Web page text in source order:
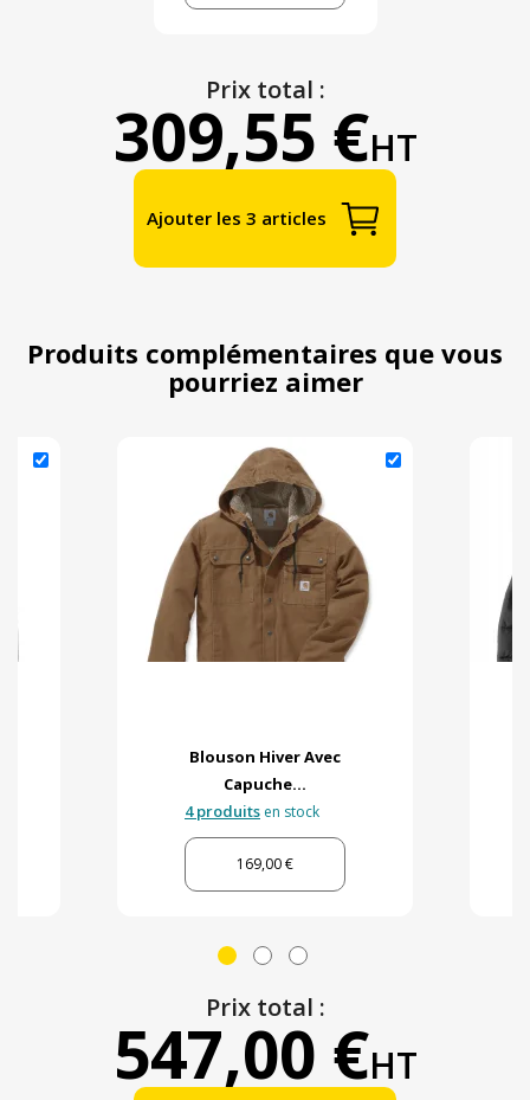
Prix total :
309,55 €HT
Ajouter les 3 articles
Produits complémentaires que vous
pourriez aimer
Blouson Hiver Avec
Capuche...
4 produits en stock
169,00 €
Prix total :
547,00 €HT